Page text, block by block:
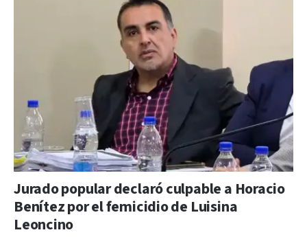
Jurado popular declaró culpable a Horacio
Benítez por el femicidio de Luisina
Leoncino